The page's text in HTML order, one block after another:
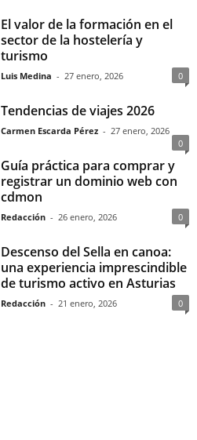
El valor de la formación en el
sector de la hostelería y
turismo
Luis Medina - 27 enero, 2026 0
Tendencias de viajes 2026
Carmen Escarda Pérez - 27 enero, 2026
0
Guía práctica para comprar y
registrar un dominio web con
cdmon
Redacción - 26 enero, 2026 0
Descenso del Sella en canoa:
una experiencia imprescindible
de turismo activo en Asturias
Redacción - 21 enero, 2026 0